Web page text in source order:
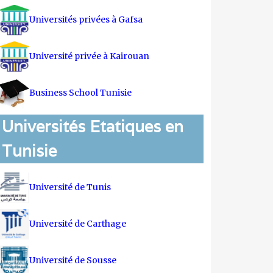
Universités privées à Gafsa
Université privée à Kairouan
Business School Tunisie
Universités Etatiques en
Tunisie
Université de Tunis
Université de Carthage
Université de Sousse